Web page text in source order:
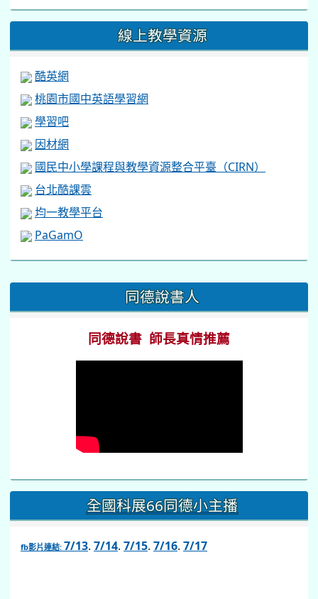
線上教學資源
酷英網
桃園市國中英語學習網
學習吧
因材網
國民中小學課程與教學資源整合平臺（CIRN）
台北酷課雲
均一教學平台
PaGamO
::: 同德說書人
同德說書 師長真情推薦
全國科展66同德小主播
fb影片連結: 7/13. 7/14. 7/15. 7/16. 7/17